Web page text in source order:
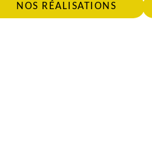
NOS RÉALISATIONS